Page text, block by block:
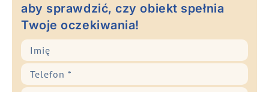
aby sprawdzić, czy obiekt spełnia
Twoje oczekiwania!